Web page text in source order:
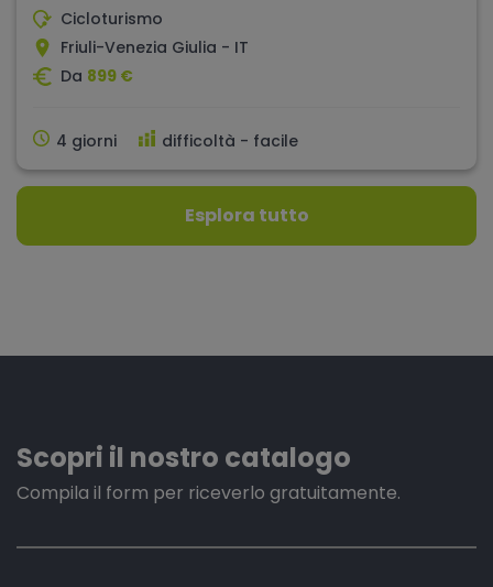
Cicloturismo
Friuli-Venezia Giulia - IT
Da 899 €
4 giorni difficoltà - facile
Esplora tutto
Scopri il nostro catalogo
Compila il form per riceverlo gratuitamente.